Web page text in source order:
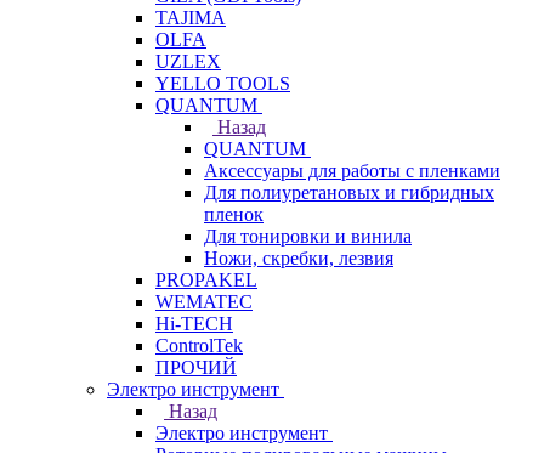
TAJIMA
OLFA
UZLEX
YELLO TOOLS
QUANTUM
Назад
QUANTUM
Аксессуары для работы с пленками
Для полиуретановых и гибридных
пленок
Для тонировки и винила
Ножи, скребки, лезвия
PROPAKEL
WEMATEC
Hi-TECH
ControlTek
ПРОЧИЙ
Электро инструмент
Назад
Электро инструмент